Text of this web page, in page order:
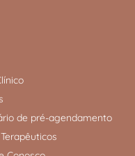
de pré-agendamento